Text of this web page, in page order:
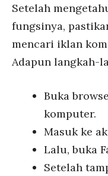
Setelah
fungsinya,
mencari iklan
Adapun langkah-
Buka
komputer.
Masuk ke
Lalu, buka
Setelah